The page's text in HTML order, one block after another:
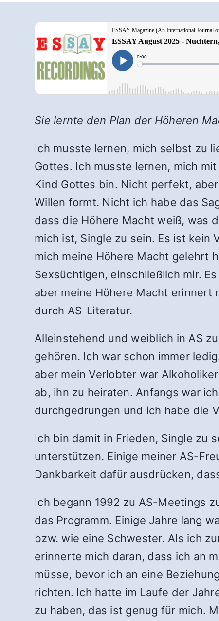
Sie lernte den Plan der Höheren
Ich musste lernen, mich selbst zu
Gottes. Ich musste lernen, mich
Kind Gottes bin. Nicht perfekt,
Willen formt. Nicht ich habe das
dass die Höhere Macht weiß, was
mich ist, Single zu sein. Es ist kein
mich meine Höhere Macht gelehrt
Sexsüchtigen, einschließlich mir.
aber meine Höhere Macht erinnert
durch AS-Literatur.
Alleinstehend und weiblich in AS
gehören. Ich war schon immer
aber mein Verlobter war
ab, ihn zu heiraten. Anfangs war
durchgedrungen und ich habe die
Ich bin damit in Frieden, Single zu
unterstützen. Einige meiner AS-
Dankbarkeit dafür ausdrücken,
Ich begann 1992 zu AS-Meetings
das Programm. Einige Jahre lang
bzw. wie eine Schwester. Als ich
erinnerte mich daran, dass ich an
müsse, bevor ich an eine
richten. Ich hatte im Laufe der
zu haben, das ist genug für mich.